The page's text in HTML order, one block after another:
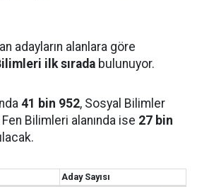
adayların alanlara göre
ilk sırada bulunuyor.
41 bin 952, Sosyal Bilimler
Fen Bilimleri alanında ise 27 bin
Aday Sayısı